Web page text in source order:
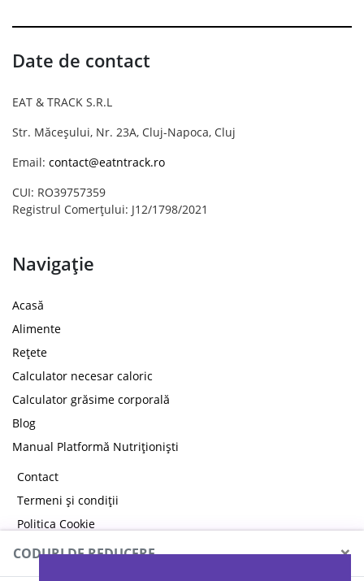
Date de contact
EAT & TRACK S.R.L
Str. Măceșului, Nr. 23A, Cluj-Napoca, Cluj
Email: contact@eatntrack.ro
CUI: RO39757359
Registrul Comerțului: J12/1798/2021
Navigație
Acasă
Alimente
Rețete
Calculator necesar caloric
Calculator grăsime corporală
Blog
Manual Platformă Nutriționiști
Contact
Termeni și condiții
Politica Cookie
Politica de confidențialitate
CODURI DE REDUCERE ×